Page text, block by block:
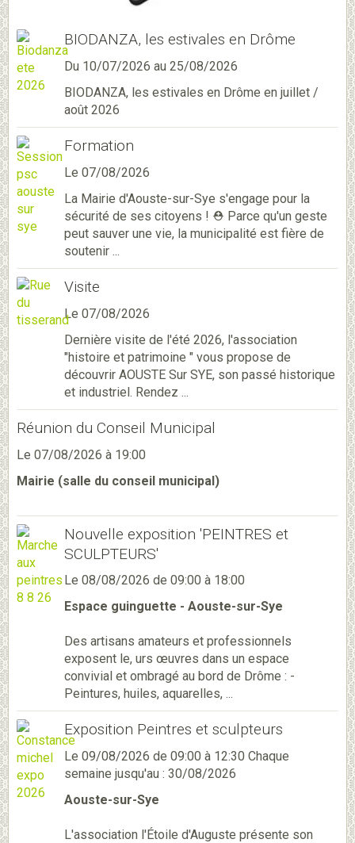
BIODANZA, les estivales en Drôme
Du 10/07/2026 au 25/08/2026
BIODANZA, les estivales en Drôme en juillet /
août 2026
Formation
Le 07/08/2026
La Mairie d'Aouste-sur-Sye s'engage pour la
sécurité de ses citoyens ! ⛑️ Parce qu'un geste
peut sauver une vie, la municipalité est fière de
soutenir ...
Visite
Le 07/08/2026
Dernière visite de l'été 2026, l'association
"histoire et patrimoine " vous propose de
découvrir AOUSTE Sur SYE, son passé historique
et industriel. Rendez ...
Réunion du Conseil Municipal
Le 07/08/2026 à 19:00
Mairie (salle du conseil municipal)
Nouvelle exposition 'PEINTRES et
SCULPTEURS'
Le 08/08/2026 de 09:00 à 18:00
Espace guinguette - Aouste-sur-Sye
Des artisans amateurs et professionnels
exposent le, urs œuvres dans un espace
convivial et ombragé au bord de Drôme : -
Peintures, huiles, aquarelles, ...
Exposition Peintres et sculpteurs
Le 09/08/2026 de 09:00 à 12:30 Chaque
semaine jusqu'au : 30/08/2026
Aouste-sur-Sye
L'association l'Étoile d'Auguste présente son